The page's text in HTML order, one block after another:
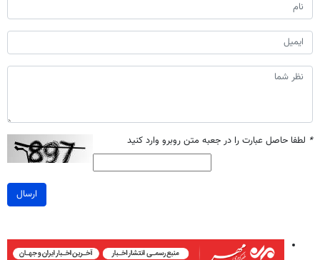
* لطفا حاصل عبارت را در جعبه متن روبرو وارد کنید
ارسال